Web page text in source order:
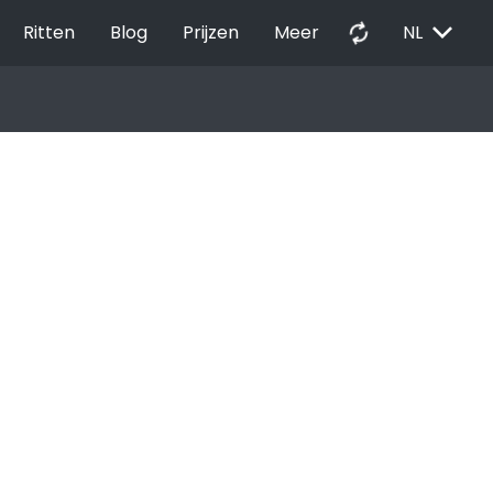
Ritten Blog Prijzen Meer autorenew NL EXPAND_MORE